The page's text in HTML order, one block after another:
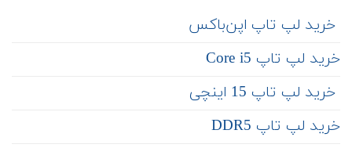
‌ خرید لپ تاپ اپن‌باکس
خرید لپ تاپ Core i5
‌‌ خرید لپ تاپ 15 اینچی
خرید لپ تاپ DDR5